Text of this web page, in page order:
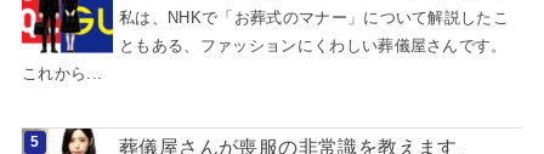
私は、NHKで「お葬式のマナー」について解説したこ
ともある、ファッションにくわしい葬儀屋さんです。
これから...
葬儀屋さんが喪服の非常識を教えます